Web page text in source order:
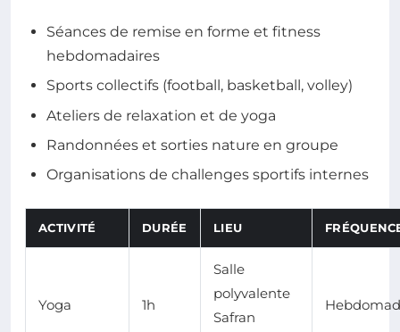
Séances de remise en forme et fitness
hebdomadaires
Sports collectifs (football, basketball, volley)
Ateliers de relaxation et de yoga
Randonnées et sorties nature en groupe
Organisations de challenges sportifs internes
ACTIVITÉ DURÉE LIEU
Yoga 1h
Salle
polyvalente
Safran